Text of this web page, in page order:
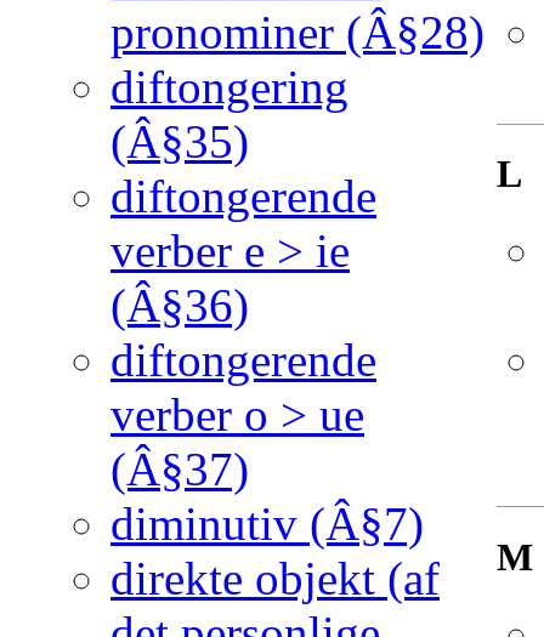
pronominer (Â§28)
diftongering
(Â§35)
diftongerende
verber e > ie
(Â§36)
diftongerende
verber o > ue
(Â§37)
diminutiv (Â§7)
direkte objekt (af
L
M